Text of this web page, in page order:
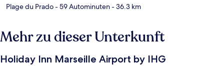
Plage du Prado- 59 Autominuten- 36.3 km
Mehr zu dieser Unterkunft
Holiday Inn Marseille Airport by IHG